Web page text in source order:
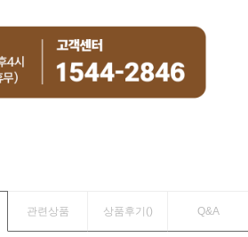
관련상품 상품후기() Q&A